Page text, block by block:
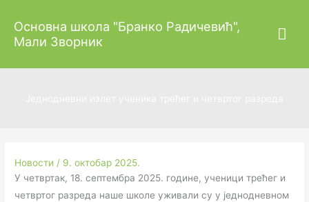
садржај
Основна школа "Бранко Радичевић",
Мали Зворник
Новости / 9. октобар 2025.
У четвртак, 18. септембра 2025. године, ученици трећег и
четвртог разреда наше школе уживали су у једнодневном